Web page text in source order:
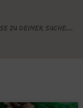
zu deiner Suche...